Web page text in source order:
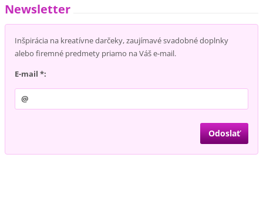
Newsletter
Inšpirácia na kreatívne darčeky, zaujímavé svadobné doplnky
alebo firemné predmety priamo na Váš e-mail.
E-mail *: